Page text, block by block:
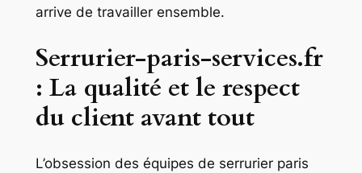
arrive de travailler ensemble.
Serrurier-paris-services.fr
: La qualité et le respect
du client avant tout
L’obsession des équipes de serrurier paris